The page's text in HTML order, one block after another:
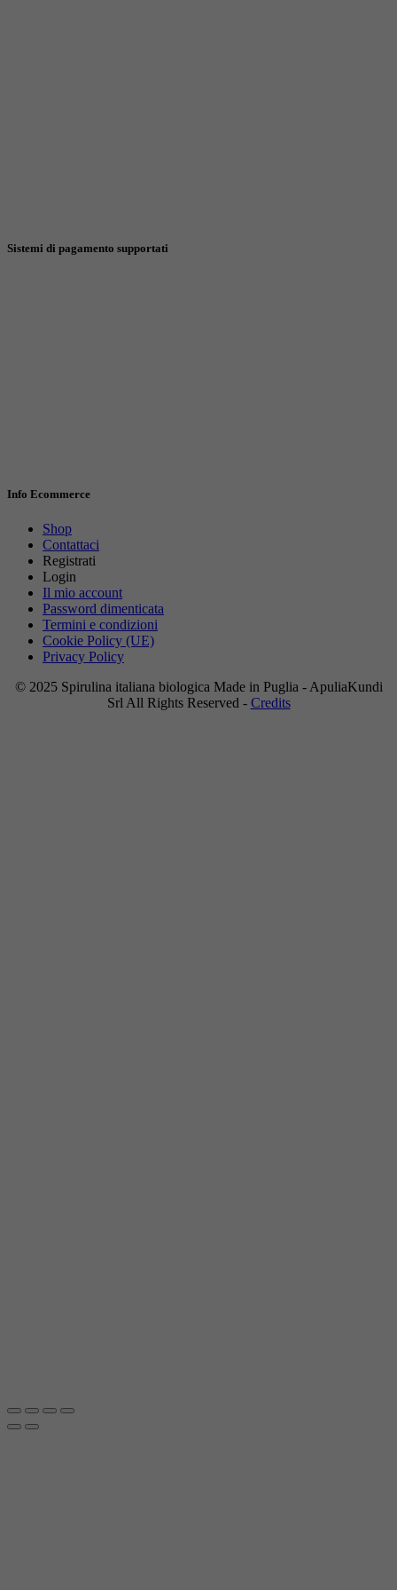
Sistemi di pagamento supportati
Info Ecommerce
Shop
Contattaci
Registrati
Login
Il mio account
Password dimenticata
Termini e condizioni
Cookie Policy (UE)
Privacy Policy
© 2025 Spirulina italiana biologica Made in Puglia - ApuliaKundi
Srl All Rights Reserved - Credits